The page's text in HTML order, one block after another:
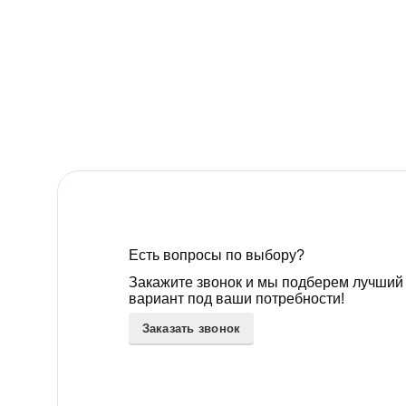
Есть вопросы по выбору?
Закажите звонок и мы подберем лучший
вариант под ваши потребности!
Заказать звонок